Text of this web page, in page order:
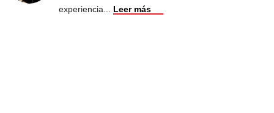
experiencia
Leer más